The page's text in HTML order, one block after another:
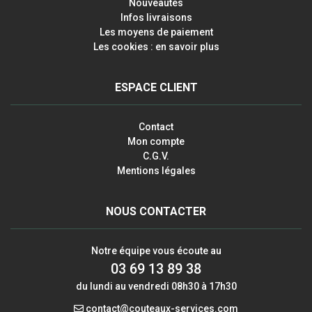
Nouveautés
Infos livraisons
Les moyens de paiement
Les cookies : en savoir plus
ESPACE CLIENT
Contact
Mon compte
C.G.V.
Mentions légales
NOUS CONTACTER
Notre équipe vous écoute au
03 69 13 89 38
du lundi au vendredi 08h30 à 17h30
contact@couteaux-services.com